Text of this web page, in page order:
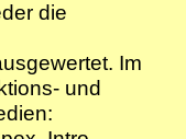
die
Im
und